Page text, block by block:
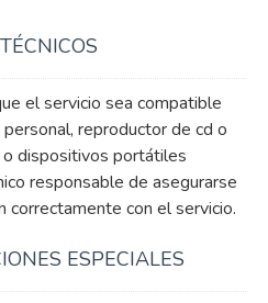
el servicio sea compatible
reproductor de cd o
dispositivos portátiles
responsable de asegurarse
correctamente con el servicio.
ESPECIALES